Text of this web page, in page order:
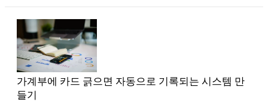
가계부에 카드 긁으면 자동으로 기록되는 시스템 만
들기